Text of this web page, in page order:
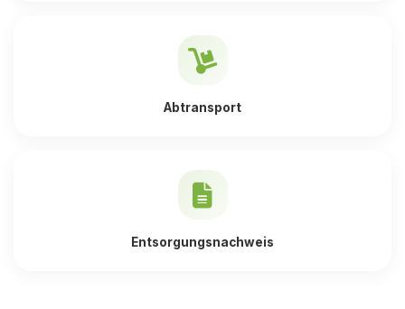
Abtransport
Entsorgungsnachweis